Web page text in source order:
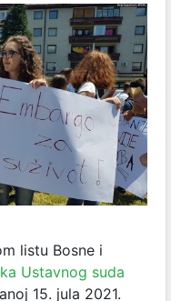
listu Bosne i
Ustavnog suda
15. jula 2021.